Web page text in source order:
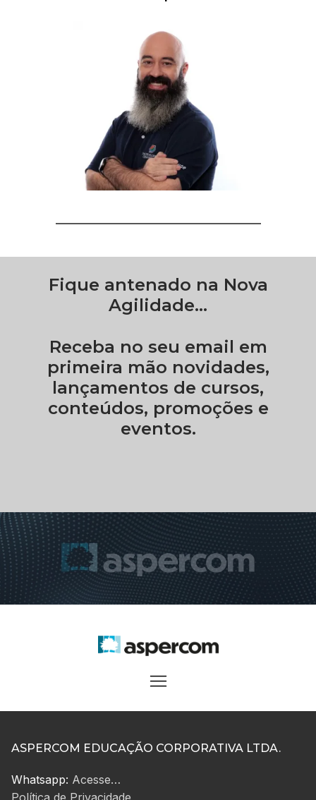
Fique antenado na Nova
Agilidade...
Receba no seu email em
primeira mão novidades,
lançamentos de cursos,
conteúdos, promoções e
eventos.
ASPERCOM EDUCAÇÃO CORPORATIVA LTDA.
Whatsapp: Acesse…